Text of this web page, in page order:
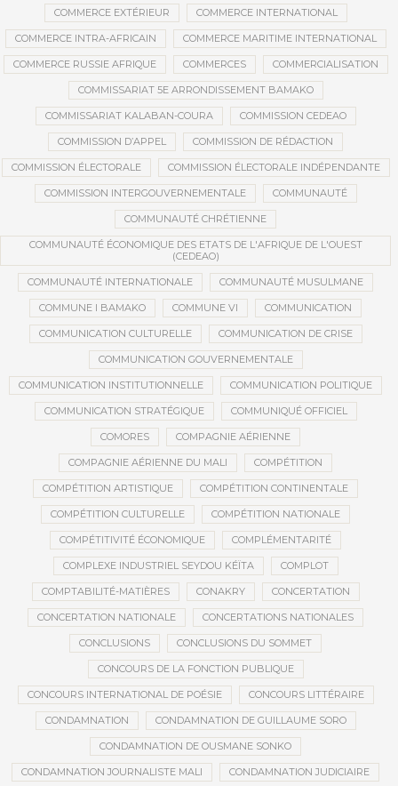
COMMERCE EXTÉRIEUR COMMERCE INTERNATIONAL
COMMERCE INTRA-AFRICAIN COMMERCE MARITIME INTERNATIONAL
COMMERCE RUSSIE AFRIQUE COMMERCES COMMERCIALISATION
COMMISSARIAT 5E ARRONDISSEMENT BAMAKO
COMMISSARIAT KALABAN-COURA COMMISSION CEDEAO
COMMISSION D’APPEL COMMISSION DE RÉDACTION
COMMISSION ÉLECTORALE COMMISSION ÉLECTORALE INDÉPENDANTE
COMMISSION INTERGOUVERNEMENTALE COMMUNAUTÉ
COMMUNAUTÉ CHRÉTIENNE
COMMUNAUTÉ ÉCONOMIQUE DES ETATS DE L'AFRIQUE DE L'OUEST
(CEDEAO)
COMMUNAUTÉ INTERNATIONALE COMMUNAUTÉ MUSULMANE
COMMUNE I BAMAKO COMMUNE VI COMMUNICATION
COMMUNICATION CULTURELLE COMMUNICATION DE CRISE
COMMUNICATION GOUVERNEMENTALE
COMMUNICATION INSTITUTIONNELLE COMMUNICATION POLITIQUE
COMMUNICATION STRATÉGIQUE COMMUNIQUÉ OFFICIEL
COMORES COMPAGNIE AÉRIENNE
COMPAGNIE AÉRIENNE DU MALI COMPÉTITION
COMPÉTITION ARTISTIQUE COMPÉTITION CONTINENTALE
COMPÉTITION CULTURELLE COMPÉTITION NATIONALE
COMPÉTITIVITÉ ÉCONOMIQUE COMPLÉMENTARITÉ
COMPLEXE INDUSTRIEL SEYDOU KÉÏTA COMPLOT
COMPTABILITÉ-MATIÈRES CONAKRY CONCERTATION
CONCERTATION NATIONALE CONCERTATIONS NATIONALES
CONCLUSIONS CONCLUSIONS DU SOMMET
CONCOURS DE LA FONCTION PUBLIQUE
CONCOURS INTERNATIONAL DE POÉSIE CONCOURS LITTÉRAIRE
CONDAMNATION CONDAMNATION DE GUILLAUME SORO
CONDAMNATION DE OUSMANE SONKO
CONDAMNATION JOURNALISTE MALI CONDAMNATION JUDICIAIRE